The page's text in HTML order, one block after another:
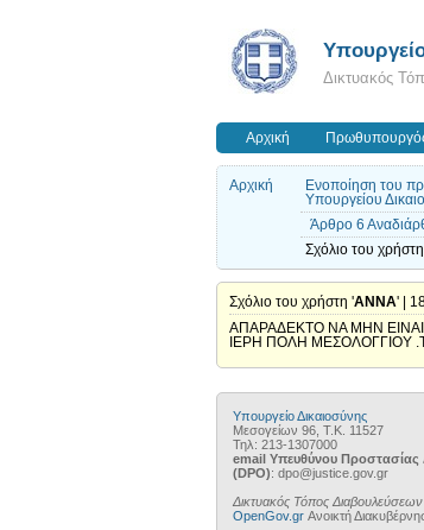
Δικτυακός
Αρχική
Αρχική
Ενοποίηση του
Υπουργείου
Άρθρο 6
Σχόλιο του
Σχόλιο του χρήστη 'ΑΝΝΑ' |
ΑΠΑΡΑΔΕΚΤΟ ΝΑ ΜΗΝ
ΙΕΡΗ ΠΟΛΗ ΜΕΣΟΛΟΓΓΙΟΥ
Υπουργείο Δικαιοσύνης
Μεσογείων 96, Τ.Κ. 11527
Τηλ: 213-1307000
email Υπευθύνου
(DPO): dpo@justice.gov.gr
Δικτυακός Τόπος Διαβουλεύσεων
OpenGov.gr Ανοικτή